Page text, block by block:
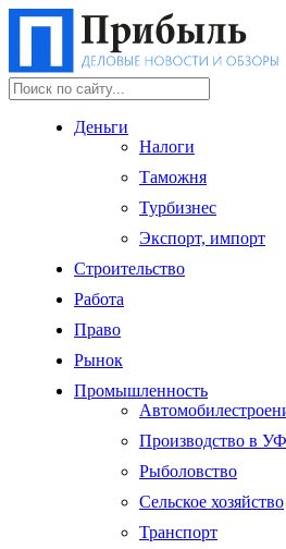
Деньги
Налоги
Таможня
Турбизнес
Экспорт, импорт
Строительство
Работа
Право
Рынок
Промышленность
Производство в
Рыболовство
Сельское хозяйство
Транспорт